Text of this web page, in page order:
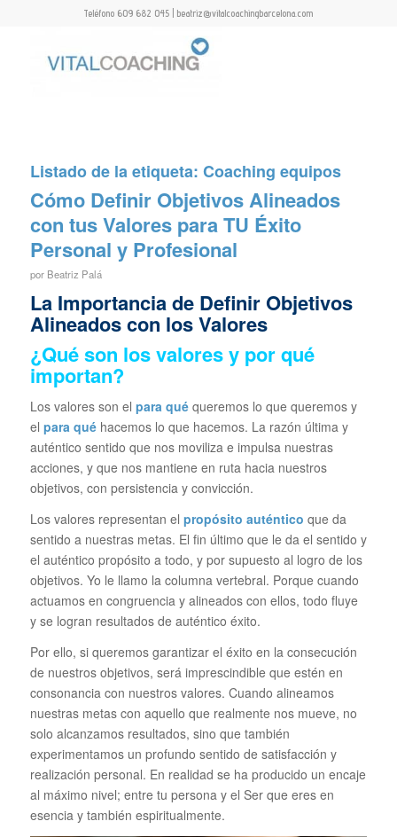
Teléfono 609 682 045 | beatriz@vitalcoachingbarcelona.com
Listado de la etiqueta: Coaching equipos
Cómo Definir Objetivos Alineados
con tus Valores para TU Éxito
Personal y Profesional
por Beatriz Palá
La Importancia de Definir Objetivos
Alineados con los Valores
¿Qué son los valores y por qué
importan?
Los valores son el para quéqueremos lo que queremos y
el para quéhacemos lo que hacemos. La razón última y
auténtico sentido que nos moviliza e impulsa nuestras
acciones, y que nos mantiene en ruta hacia nuestros
objetivos, con persistencia y convicción.
Los valores representan el propósito auténtico que da
sentido a nuestras metas. El fin último que le da el sentido y
el auténtico propósito a todo, y por supuesto al logro de los
objetivos. Yo le llamo la columna vertebral. Porque cuando
actuamos en congruencia y alineados con ellos, todo fluye
y se logran resultados de auténtico éxito.
Por ello, si queremos garantizar el éxito en la consecución
de nuestros objetivos, será imprescindible que estén en
consonancia con nuestros valores. Cuando alineamos
nuestras metas con aquello que realmente nos mueve, no
solo alcanzamos resultados, sino que también
experimentamos un profundo sentido de satisfacción y
realización personal. En realidad se ha producido un encaje
al máximo nivel; entre tu persona y el Ser que eres en
esencia y también espiritualmente.